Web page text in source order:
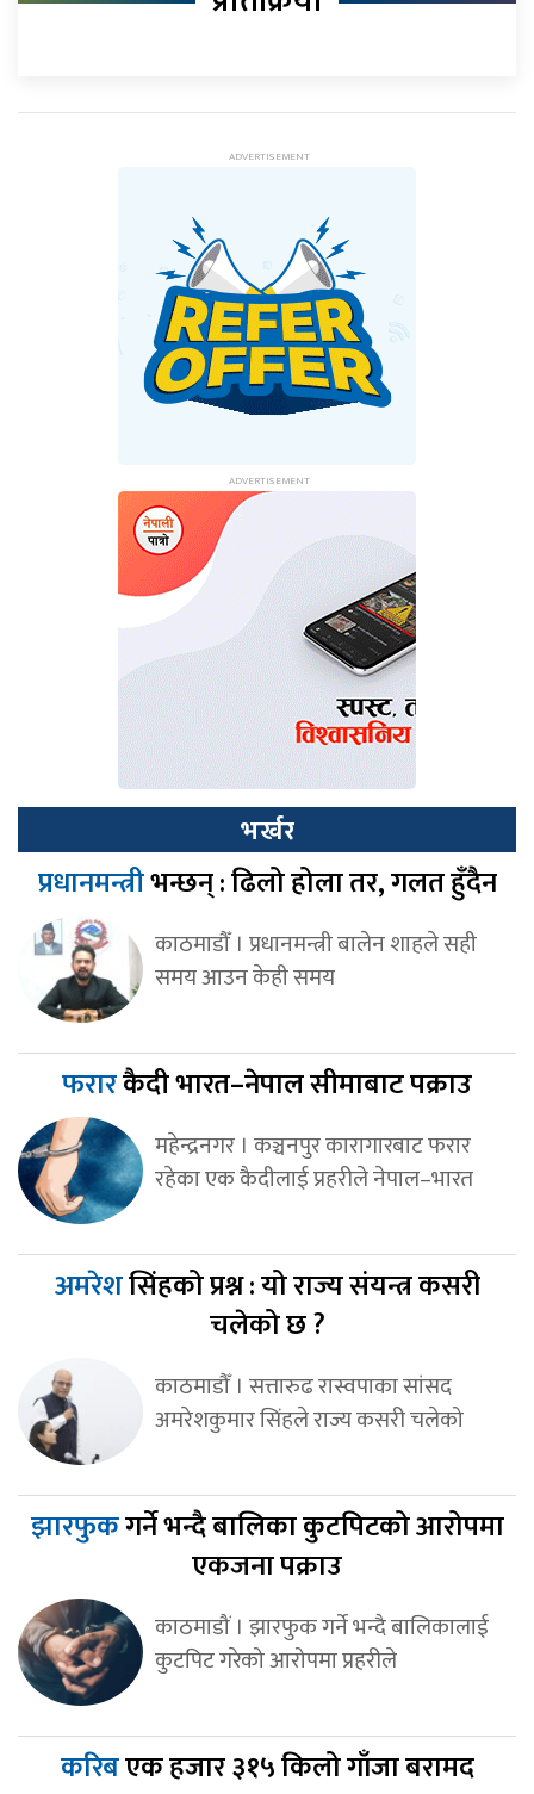
भर्खर
प्रधानमन्त्रीभन्छन् : ढिलो होला तर, गलत हुँदैन
काठमाडौँ । प्रधानमन्त्री बालेन शाहले सही
समय आउन केही समय
फरारकैदी भारत–नेपाल सीमाबाट पक्राउ
महेन्द्रनगर । कञ्चनपुर कारागारबाट फरार
रहेका एक कैदीलाई प्रहरीले नेपाल–भारत
अमरेशसिंहको प्रश्न : यो राज्य संयन्त्र कसरी
चलेको छ ?
काठमाडौँ । सत्तारुढ रास्वपाका सांसद
अमरेशकुमार सिंहले राज्य कसरी चलेको
झारफुकगर्ने भन्दै बालिका कुटपिटको आरोपमा
एकजना पक्राउ
काठमाडौं । झारफुक गर्ने भन्दै बालिकालाई
कुटपिट गरेको आरोपमा प्रहरीले
करिबएक हजार ३१५ किलो गाँजा बरामद